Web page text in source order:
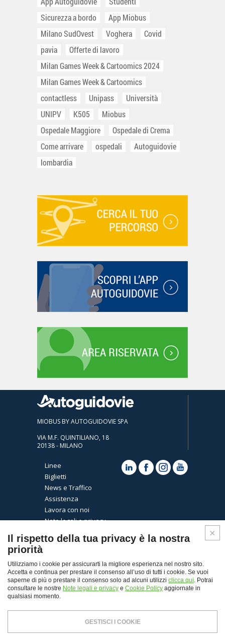
Sicurezza a bordo
App Miobus
Milano SudOvest
Voghera
Covid
pavia
Offerte di lavoro
Milan Games Week & Cartoomics 2024
Milan Games Week & Cartoomics
contactless
Unipass
Università
UNIPV
K505
Miobus
Ospedale Maggiore
Ospedale di Crema
Come arrivare
ospedali
Autoguidovie
lombardia
MIOBUS BY AUTOGUIDOVIE SPA
VIA M.F. QUINTILIANO, 18
20138 - MILANO
Linee
Biglietti
News e Traffico
Assistenza
Lavora con noi
Note legali e privacy
© Copyright 2026 - Autoguidovie spa
Il rispetto della tua privacy è la nostra
priorità
Utilizziamo i cookie per assicurarti la migliore esperienza nel nostro sito.
Accetta e continua per prestare il consenso all’uso di tutti i cookie. Se vuoi
saperne di più o prestare il consenso solo ad alcuni utilizzi clicca qui. Potrai
consultare le nostre Note legali e privacy e Cookie Policy aggiornate in
qualsiasi momento.
GESTISCI I COOKIE